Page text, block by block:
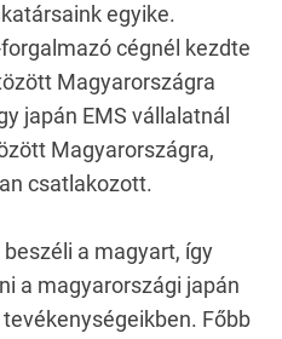
egyike.
cégnél kezdte
Magyarországra
japán EMS vállalatnál
Magyarországra,
csatlakozott.
a magyart, így
a magyarországi japán
Főbb